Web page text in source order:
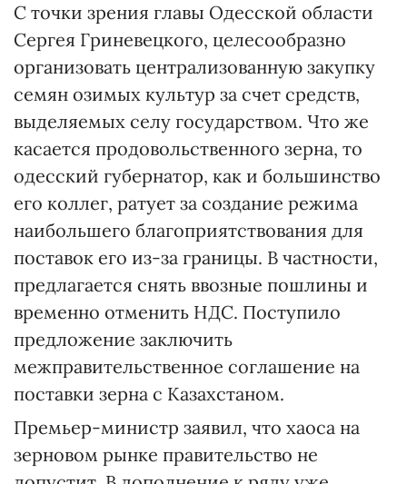
С точки зрения главы Одесской области
Сергея Гриневецкого, целесообразно
организовать централизованную закупку
семян озимых культур за счет средств,
выделяемых селу государством. Что же
касается продовольственного зерна, то
одесский губернатор, как и большинство
его коллег, ратует за создание режима
наибольшего благоприятствования для
поставок его из-за границы. В частности,
предлагается снять ввозные пошлины и
временно отменить НДС. Поступило
предложение заключить
межправительственное соглашение на
поставки зерна с Казахстаном.
Премьер-министр заявил, что хаоса на
зерновом рынке правительство не